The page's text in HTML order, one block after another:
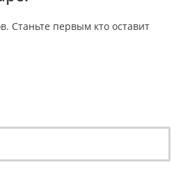
Станьте первым кто оставит